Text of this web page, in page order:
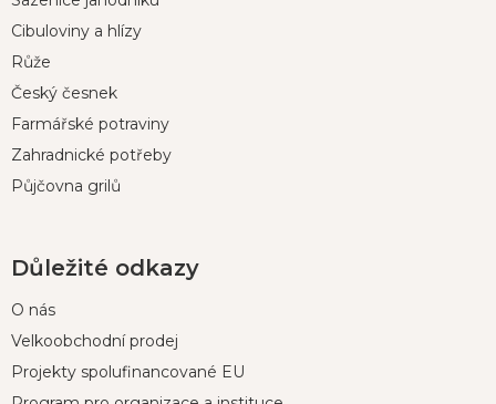
a
Cibuloviny a hlízy
Růže
Český česnek
Farmářské potraviny
Zahradnické potřeby
Půjčovna grilů
Důležité odkazy
O nás
Velkoobchodní prodej
Projekty spolufinancované EU